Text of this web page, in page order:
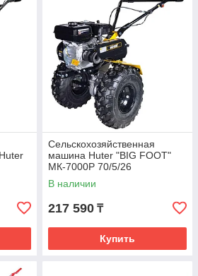
Сельскохозяйственная
машина Huter "BIG FOOT"
МК-7000P 70/5/26
В наличии
217 590 ₸
Купить